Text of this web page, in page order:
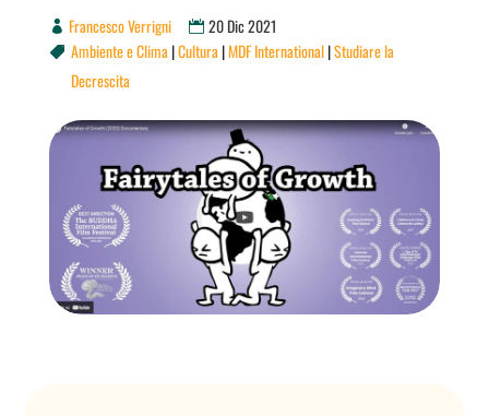
Francesco Verrigni 20 Dic 2021
 Ambiente e Clima |Cultura |MDF International|Studiare la
Decrescita